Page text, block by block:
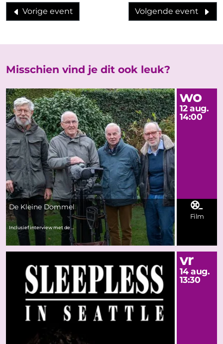
Vorige event Volgende event
Misschien vind je dit ook leuk?
De Kleine Dommel
Inclusief interview met de ...
wo
12 aug.
14:00
Film
vr
14 aug.
13:30